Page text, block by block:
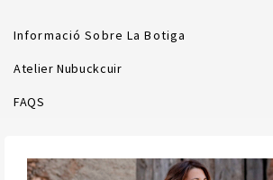
Informació Sobre La Botiga
Atelier Nubuckcuir
FAQS